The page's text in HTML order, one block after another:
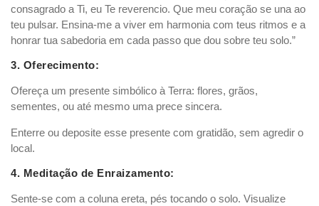
consagrado a Ti, eu Te reverencio. Que meu coração se una ao
teu pulsar. Ensina-me a viver em harmonia com teus ritmos e a
honrar tua sabedoria em cada passo que dou sobre teu solo.”
3. Oferecimento:
Ofereça um presente simbólico à Terra: flores, grãos,
sementes, ou até mesmo uma prece sincera.
Enterre ou deposite esse presente com gratidão, sem agredir o
local.
4. Meditação de Enraizamento:
Sente-se com a coluna ereta, pés tocando o solo. Visualize